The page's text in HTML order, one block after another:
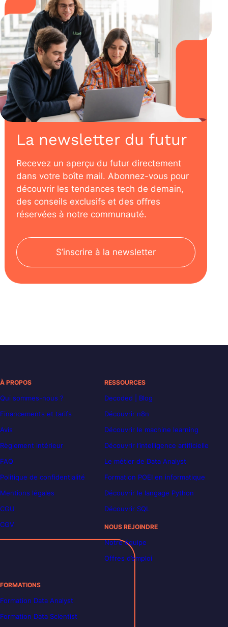
La newsletter du futur
Recevez un aperçu du futur directement
dans votre boîte mail. Abonnez-vous pour
découvrir les tendances tech de demain,
des conseils exclusifs et des offres
réservées à notre communauté.
S’inscrire à la newsletter
À PROPOS
Qui sommes-nous ?
Financements et tarifs
Avis
Règlement intérieur
FAQ
Politique de confidentialité
Mentions légales
CGU
CGV
RESSOURCES
Decoded | Blog
Découvrir n8n
Découvrir le machine learning
Découvrir l’intelligence artificielle
Le métier de Data Analyst
Formation POEI en informatique
Découvrir le langage Python
Découvrir SQL
NOUS REJOINDRE
Notre équipe
Offres d’emploi
FORMATIONS
Formation Data Analyst
Formation Data Scientist